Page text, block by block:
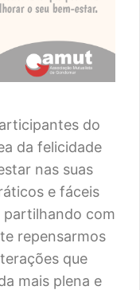
do
da felicidade
nas suas
e fáceis
partilhando com
repensarmos
que
mais plena e